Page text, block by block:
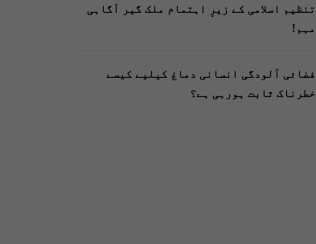
تنظیم اسلامی کے زیرِ اہتمام ملک گیر آگاہی
مہم!
فضائی آلودگی انسانی دماغ کیلیے کیسے
خطرناک ثابت ہورہی ہے؟